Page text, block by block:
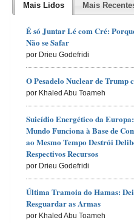
Mais Lidos Mais
É só Juntar Lé com Cré:
Não se Safar
por Drieu Godefridi
O Pesadelo Nuclear de Trump
por Khaled Abu Toameh
Suicídio Energético da
Mundo Funciona à Base de
ao Mesmo Tempo Destrói
Respectivos Recursos
por Drieu Godefridi
Última Tramoia do Hamas:
Resguardar as Armas
por Khaled Abu Toameh